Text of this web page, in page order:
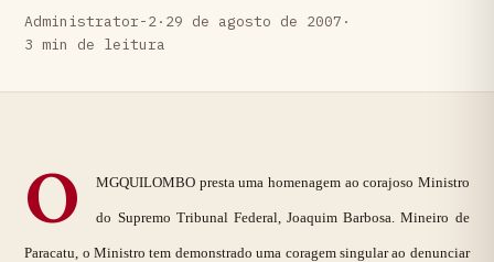
Administrator-2· 29 de agosto de 2007 ·
3 min de leitura
O MGQUILOMBO presta uma homenagem ao corajoso Ministro
do Supremo Tribunal Federal, Joaquim Barbosa. Mineiro de
Paracatu, o Ministro tem demonstrado uma coragem singular ao denunciar